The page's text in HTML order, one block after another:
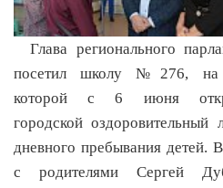
Глава регионального
посетил школу №276, на
которой с 6 июня
городской оздоровительный
дневного пребывания детей.
с родителями Сергей